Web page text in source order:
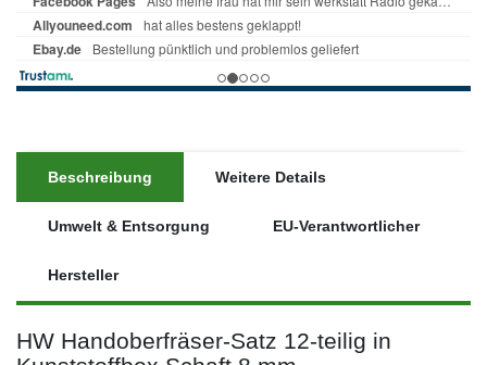
Beschreibung Weitere Details
Umwelt & Entsorgung EU-Verantwortlicher
Hersteller
HW Handoberfräser-Satz 12-teilig in